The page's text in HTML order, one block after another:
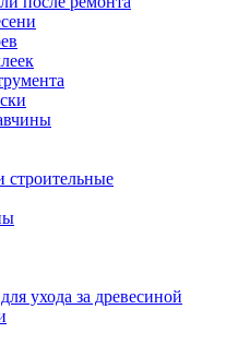
строительные
ухода за древесиной